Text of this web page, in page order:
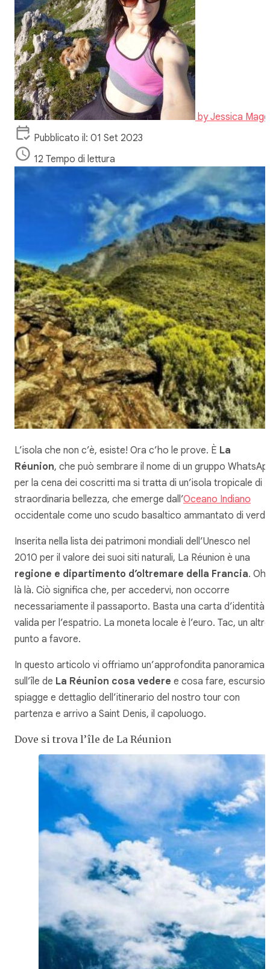
byJessica
Pubblicato il: 01 Set 2023
12 Tempo di lettura
L’isola che non c’è, esiste! Ora c’ho le prove. È La
Réunion, che può sembrare il nome di un gruppo
per la cena dei coscritti ma si tratta di un’isola tropicale di
straordinaria bellezza, che emerge dall’Oceano Indiano
occidentale come uno scudo basaltico ammantato di
Inserita nella lista dei patrimoni mondiali dell’Unesco nel
2010 per il valore dei suoi siti naturali, La Réunion è una
regione e dipartimento d’oltremare della Francia. Oh
là là. Ciò significa che, per accedervi, non occorre
necessariamente il passaporto. Basta una carta d’identità
valida per l’espatrio. La moneta locale è l’euro. Tac, un altro
punto a favore.
In questo articolo vi offriamo un’approfondita panoramica
sull’île de La Réunion cosa vedere e cosa fare,
spiagge e dettaglio dell’itinerario del nostro tour con
partenza e arrivo a Saint Denis, il capoluogo.
Dove si trova l’île de La Réunion